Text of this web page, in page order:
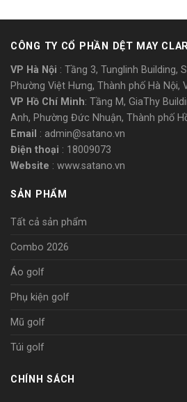
CÔNG TY CỔ PHẦN DỆT MAY
VP Hà Nội : Tầng 3, Tunglinh Building,
Phường Việt Hưng, Thành phố Hà Nội,
VP Hồ Chí Minh: Tầng M, GiaThy
Anh, Phường Đức Nhuận, Thành phố
Email : admin@satano.vn
Điện thoại : 18009073
Website : www.satano.vn
SẢN PHẨM
Tất cả sản phẩm
Combo 2026
Áo golf
Phụ kiện golf
Mũ golf
Túi golf
CHÍNH SÁCH